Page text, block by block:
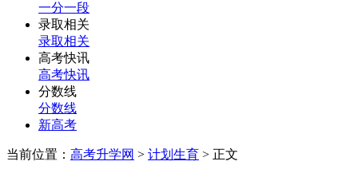
一分一段
录取相关
录取相关
高考快讯
高考快讯
分数线
分数线
新高考
当前位置： 高考升学网 > 计划生育 > 正文